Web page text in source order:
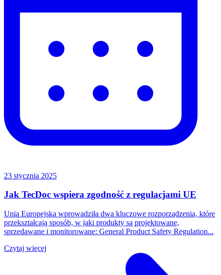
23 stycznia 2025
Jak TecDoc wspiera zgodność z regulacjami UE
Unia Europejska wprowadziła dwa kluczowe rozporządzenia, które
przekształcają sposób, w jaki produkty są projektowane,
sprzedawane i monitorowane: General Product Safety Regulation...
Czytaj więcej